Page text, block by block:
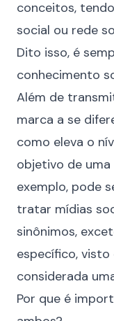
conceitos,
social ou rede
Dito isso, é
conhecimento
Além de
marca a se
como eleva o
objetivo de
exemplo, pode
tratar mídias
sinônimos,
específico,
considerada
Por que é